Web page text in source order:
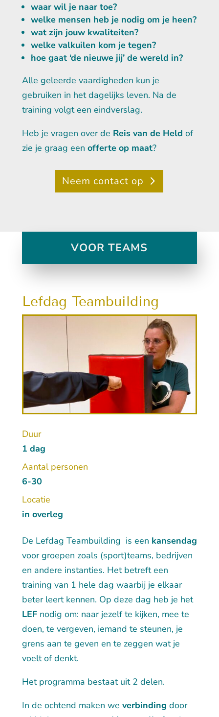
waar wil je naar toe?
welke mensen heb je nodig om je heen?
wat zijn jouw kwaliteiten?
welke valkuilen kom je tegen?
hoe gaat ‘de nieuwe jij’ de wereld in?
Alle geleerde vaardigheden kun je
gebruiken in het dagelijks leven. Na de
training volgt een eindverslag.
Heb je vragen over de Reis van de Held of
zie je graag een offerte op maat?
Neem contact op
VOOR TEAMS
Lefdag Teambuilding
Duur
1 dag
Aantal personen
6-30
Locatie
in overleg
De Lefdag Teambuilding is een kansendag
voor groepen zoals (sport)teams, bedrijven
en andere instanties. Het betreft een
training van 1 hele dag waarbij je elkaar
beter leert kennen. Op deze dag heb je het
LEFnodig om: naar jezelf te kijken, mee te
doen, te vergeven, iemand te steunen, je
grens aan te geven en te zeggen wat je
voelt of denkt.
Het programma bestaat uit 2 delen.
In de ochtend maken we verbinding door